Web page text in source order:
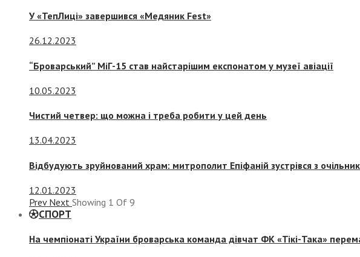
У «ТепЛиці» завершився «Медяник Fest»
26.12.2023
“Броварський” МіГ-15 став найстарішим експонатом у музеї авіації
10.05.2023
Чистий четвер: що можна і треба робити у цей день
13.04.2023
Відбудують зруйнований храм: митрополит Епіфаній зустрівся з
12.01.2023
Prev Next Showing 1 Of 9
СПОРТ
На чемпіонаті України броварська команда дівчат ФК «Тікі-Така»